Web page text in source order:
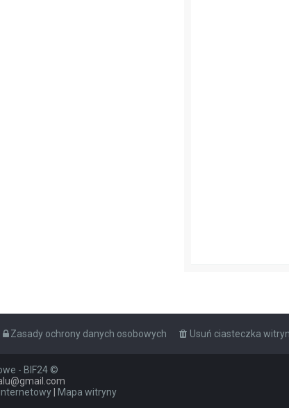
Usuń ciasteczka
Zasady ochrony danych osobowych
- BIF24 ©
Mapa witryny